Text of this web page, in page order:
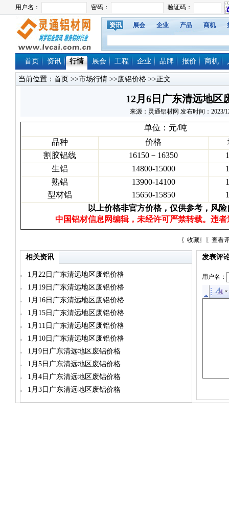
资讯 展会 企业 产品 商机
首页 资讯 行情 展会 工程 企业 品牌 报价 商机
当前位置： 首页 >>市场行情 >>废铝价格 >>正文
12月6日广东清远地区
来源：灵通铝材网 发布时间：2023/
单位：元/吨
品种
价格
割胶铝线
16150－16350
生铝
14800-15000
熟铝
13900-14100
型材铝
15650-15850
以上价格非官方价格，仅供参考，风险
中国铝材信息网编辑，未经许可严禁转载。违
〖 收藏〗〖 查看
相关资讯
1月22日广东清远地区废铝价格
1月19日广东清远地区废铝价格
1月16日广东清远地区废铝价格
1月15日广东清远地区废铝价格
1月11日广东清远地区废铝价格
1月10日广东清远地区废铝价格
1月9日广东清远地区废铝价格
1月5日广东清远地区废铝价格
1月4日广东清远地区废铝价格
1月3日广东清远地区废铝价格
发表评
用户名：